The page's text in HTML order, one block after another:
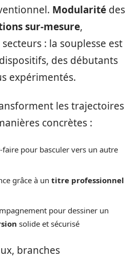
Modularité des
sur-mesure,
: la souplesse est
des débutants
expérimentés.
les trajectoires
concrètes :
faire pour basculer vers un autre
grâce à un titre professionnel
pour dessiner un
solide et sécurisé
branches